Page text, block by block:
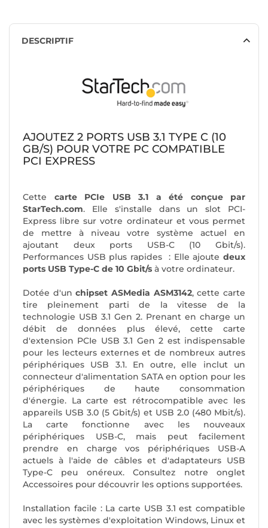
DESCRIPTIF
AJOUTEZ 2 PORTS USB 3.1 TYPE C (10
GB/S) POUR VOTRE PC COMPATIBLE
PCI EXPRESS
Cette carte PCIe USB 3.1 a été conçue par
StarTech.com. Elle s'installe dans un slot PCI-
Express libre sur votre ordinateur et vous permet
de mettre à niveau votre système actuel en
ajoutant deux ports USB-C (10 Gbit/s).
Performances USB plus rapides : Elle ajoute deux
ports USB Type-C de 10 Gbit/s à votre ordinateur.
Dotée d'unchipset ASMedia ASM3142, cette carte
tire pleinement parti de la vitesse de la
technologie USB 3.1 Gen 2. Prenant en charge un
débit de données plus élevé, cette carte
d'extension PCIe USB 3.1 Gen 2 est indispensable
pour les lecteurs externes et de nombreux autres
périphériques USB 3.1. En outre, elle inclut un
connecteur d'alimentation SATA en option pour les
périphériques de haute consommation
d'énergie. La carte est rétrocompatible avec les
appareils USB 3.0 (5 Gbit/s) et USB 2.0 (480 Mbit/s).
La carte fonctionne avec les nouveaux
périphériques USB-C, mais peut facilement
prendre en charge vos périphériques USB-A
actuels à l'aide de câbles et d'adaptateurs USB
Type-C peu onéreux. Consultez notre onglet
Accessoires pour découvrir les options supportées.
Installation facile : La carte USB 3.1 est compatible
avec les systèmes d'exploitation Windows, Linux et